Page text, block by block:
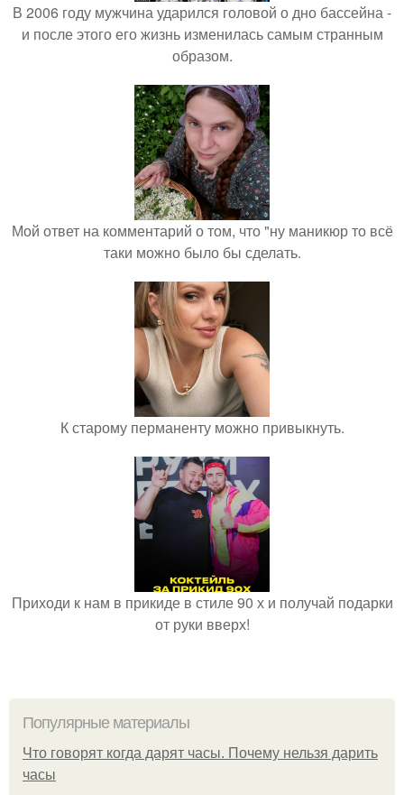
В 2006 году мужчина ударился головой о дно бассейна -
и после этого его жизнь изменилась самым странным
образом.
Мой ответ на комментарий о том, что "ну маникюр то всё
таки можно было бы сделать.
К старому перманенту можно привыкнуть.
Приходи к нам в прикиде в стиле 90 х и получай подарки
от руки вверх!
Популярные материалы
Что говорят когда дарят часы. Почему нельзя дарить
часы